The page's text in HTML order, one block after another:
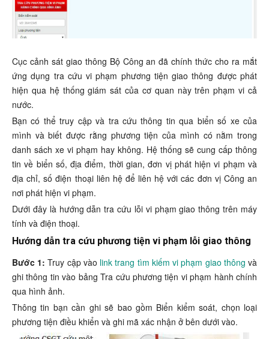
Cục cảnh sát giao thông Bộ Công an đã chính thức cho ra mắt
ứng dụng tra cứu vi phạm phương tiện giao thông được phát
hiện qua hệ thống giám sát của cơ quan này trên phạm vi cả
nước.
Bạn có thể truy cập và tra cứu thông tin qua biển số xe của
mình và biết được rằng phương tiện của mình có nằm trong
danh sách xe vi phạm hay không. Hệ thống sẽ cung cấp thông
tin về biển số, địa điểm, thời gian, đơn vị phát hiện vi phạm và
địa chỉ, số điện thoại liên hệ để liên hệ với các đơn vị Công an
nơi phát hiện vi phạm.
Dưới đây là hướng dẫn tra cứu lỗi vi phạm giao thông trên máy
tính và điện thoại.
Hướng dẫn tra cứu phương tiện vi phạm lỗi giao thông
Bước 1: Truy cập vào link trang tìm kiếm vi phạm giao thông và
ghi thông tin vào bảng Tra cứu phương tiện vi phạm hành chính
qua hình ảnh.
Thông tin bạn cần ghi sẽ bao gồm Biển kiểm soát, chọn loại
phương tiện điều khiển và ghi mã xác nhận ở bên dưới vào.